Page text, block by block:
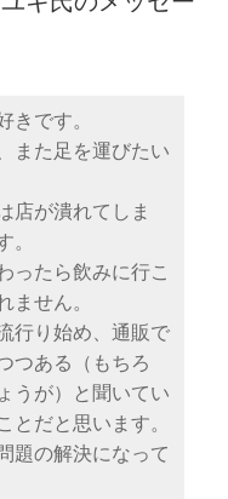
を広めるべく、所属
へと変わってしまい
きです。
また足を運びたい
店が潰れてしま
。
ったら飲みに行こ
ません。
行り始め、通販で
つある（もちろ
うが）と聞いてい
とだと思います。
題の解決になって